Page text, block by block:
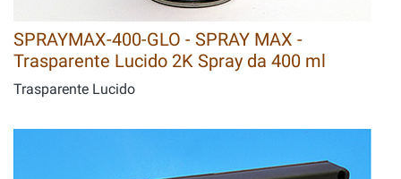
SPRAYMAX-400-GLO - SPRAY MAX -
Trasparente Lucido 2K Spray da 400 ml
Trasparente Lucido